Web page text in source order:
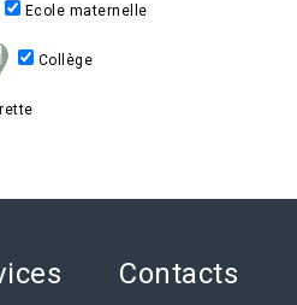
Ecole maternelle
Collège
Contacts